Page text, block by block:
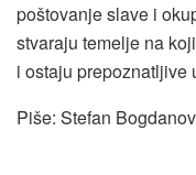
poštovanje slave i
stvaraju temelje na
i ostaju prepoznatljive
Piše: Stefan